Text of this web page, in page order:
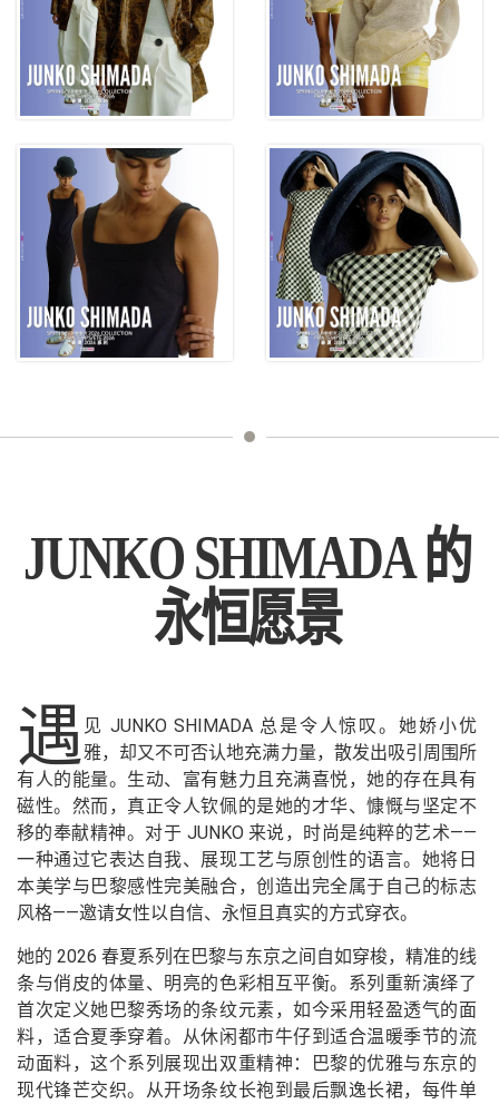
JUNKO SHIMADA 的
永恒愿景
遇 见 JUNKO SHIMADA 总是令人惊叹。她娇小优
雅，却又不可否认地充满力量，散发出吸引周围所
有人的能量。生动、富有魅力且充满喜悦，她的存在具有
磁性。然而，真正令人钦佩的是她的才华、慷慨与坚定不
移的奉献精神。对于 JUNKO 来说，时尚是纯粹的艺术——
一种通过它表达自我、展现工艺与原创性的语言。她将日
本美学与巴黎感性完美融合，创造出完全属于自己的标志
风格——邀请女性以自信、永恒且真实的方式穿衣。
她的 2026 春夏系列在巴黎与东京之间自如穿梭，精准的线
条与俏皮的体量、明亮的色彩相互平衡。系列重新演绎了
首次定义她巴黎秀场的条纹元素，如今采用轻盈透气的面
料，适合夏季穿着。从休闲都市牛仔到适合温暖季节的流
动面料，这个系列展现出双重精神：巴黎的优雅与东京的
现代锋芒交织。从开场条纹长袍到最后飘逸长裙，每件单